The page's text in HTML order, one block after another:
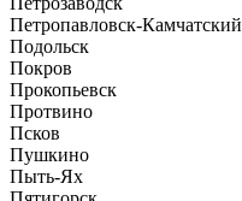
Петропавловск-Камчатский
Подольск
Покров
Прокопьевск
Протвино
Псков
Пушкино
Пыть-Ях